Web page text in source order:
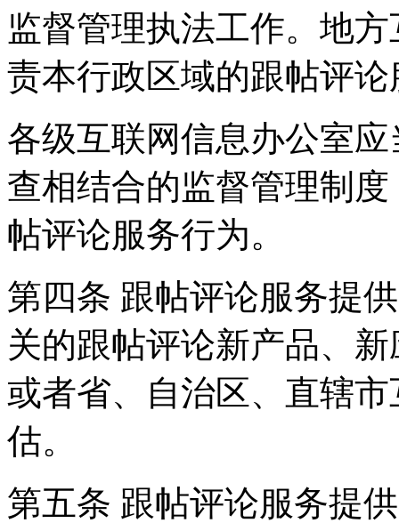
监督管理执法工作。地
责本行政区域的跟帖评
各级互联网信息办公室
查相结合的监督管理制
帖评论服务行为。
第四条 跟帖评论服务提
关的跟帖评论新产品、
或者省、自治区、直辖
估。
第五条 跟帖评论服务提